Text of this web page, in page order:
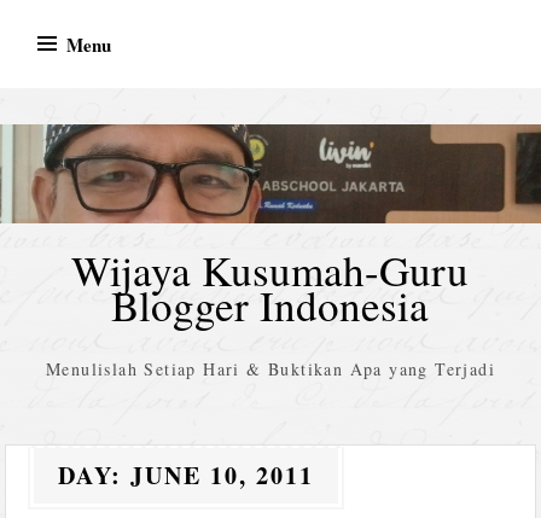
Menu
Wijaya Kusumah-Guru
Blogger Indonesia
Menulislah Setiap Hari & Buktikan Apa yang Terjadi
DAY:JUNE 10, 2011